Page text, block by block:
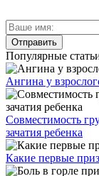
Популярные
Ангина у
Совместимость
зачатия ребенка
Какие первые